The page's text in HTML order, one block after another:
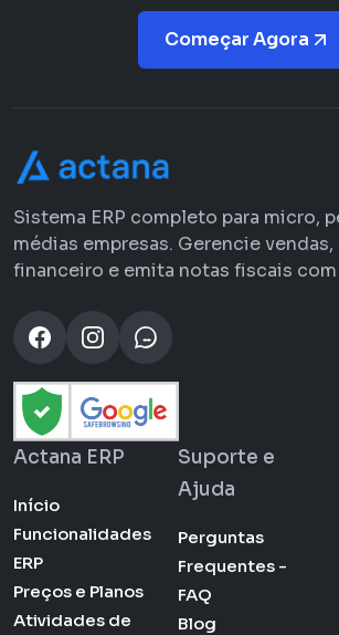
Começar Agora
Sistema ERP completo para micro,
médias empresas. Gerencie
financeiro e emita notas fiscais
Actana ERP
Início
Funcionalidades
ERP
Preços e Planos
Atividades de
Suporte e
Ajuda
Perguntas
Frequentes -
FAQ
Blog